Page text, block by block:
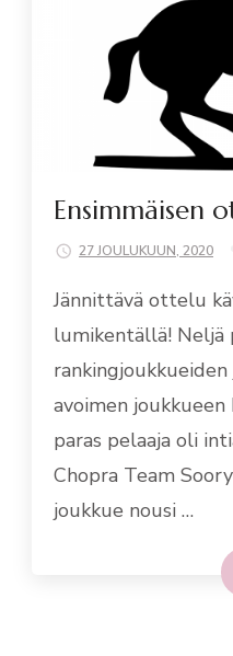
Ensimmäisen
27 JOULUKUUN, 2020
Jännittävä ottelu
lumikentällä! Neljä
rankingjoukkueiden
avoimen
paras pelaaja oli
Chopra Team
joukkue nousi …
Lue